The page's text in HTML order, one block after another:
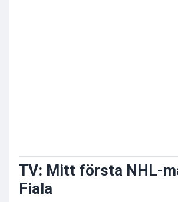
TV: Mitt första NHL-
Fiala